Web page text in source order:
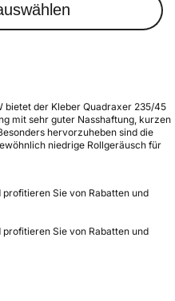
bietet der Kleber Quadraxer 235/45
mit sehr guter Nasshaftung, kurzen
hervorzuheben sind die
niedrige Rollgeräusch für
Sie von Rabatten und
Sie von Rabatten und